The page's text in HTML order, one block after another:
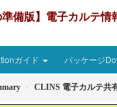
準備版】電子カルテ
ガイド パッケージ
CLINS 電子カルテ共